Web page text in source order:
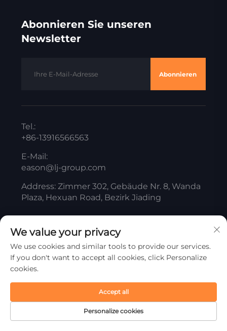
Abonnieren Sie unseren
Newsletter
Abonnieren
Tel.:
+86-13916566563
E-Mail:
eason@lj-group.com
Address: Zimmer 302, Gebäude Nr. 8, Wanda
Plaza, Hexuan Road, Bezirk Jiading
Copyright © ShangHai Liangjiang Titanium White
Product Co., Ltd. Alle Rechte vorbehalten
Datenschutzrichtlinie
Nach oben scrollen
Startseite Produkt Über uns Kontakt
We value your privacy
We use cookies and similar tools to provide our services.
If you don't want to accept all cookies, click Personalize
cookies.
Personalize cookies
Accept all